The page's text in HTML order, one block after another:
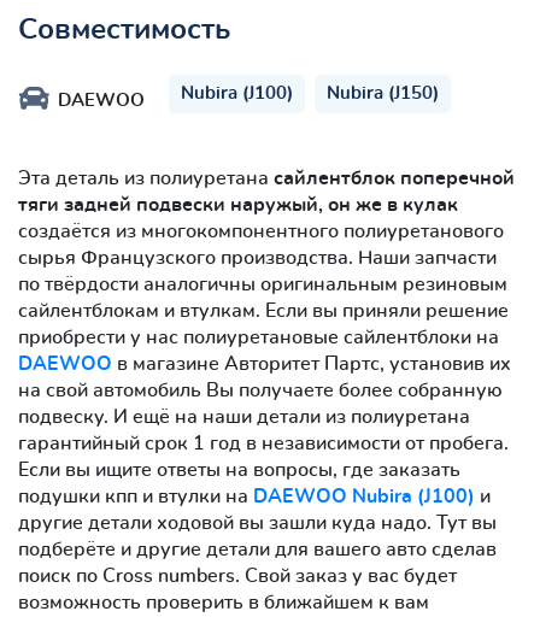
Совместимость
DAEWOO Nubira (J100) Nubira (J150)
Эта деталь из полиуретана сайлентблок поперечной
тяги задней подвески наружый, он же в кулак
создаётся из многокомпонентного полиуретанового
сырья Французского производства. Наши запчасти
по твёрдости аналогичны оригинальным резиновым
сайлентблокам и втулкам. Если вы приняли решение
приобрести у нас полиуретановые сайлентблоки на
DAEWOO в магазине Авторитет Партс, установив их
на свой автомобиль Вы получаете более собранную
подвеску. И ещё на наши детали из полиуретана
гарантийный срок 1 год в независимости от пробега.
Если вы ищите ответы на вопросы, где заказать
подушки кпп и втулки на DAEWOO Nubira (J100) и
другие детали ходовой вы зашли куда надо. Тут вы
подберёте и другие детали для вашего авто сделав
поиск по Cross numbers. Свой заказ у вас будет
возможность проверить в ближайшем к вам